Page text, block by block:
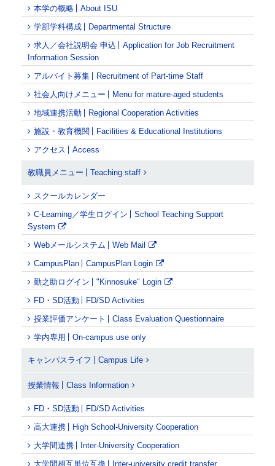
本学の概略
About ISU
学部学科構成
Departmental Structure
求人／会社説明会 申込
Application for Job Recruitment
Information Session
アルバイト募集
Recruitment of Part-time Staff
社会人向けメニュー
Menu for mature-aged students
地域連携活動
Regional Cooperation Activities
施設・教育機関
Facilities & Educational Institutions
アクセス
Access
教職員メニュー Teaching staff
スクールカレンダー
C-Learning／学生ログイン
School Teaching Support
System
Webメールシステム
Web Mail
CampusPlan
CampusPlan Login
勤之助ログイン
"Kinnosuke" Login
FD・SD活動
FD/SD Activities
授業評価アンケート
Class Evaluation Questionnaire
学内専用
On-campus use only
キャンパスライフ Campus Life
授業情報 Class Information
FD・SD活動
FD/SD Activities
高大連携
High School-University Cooperation
大学間連携
Inter-University Cooperation
大学間相互単位互換
Inter-university credit transfer